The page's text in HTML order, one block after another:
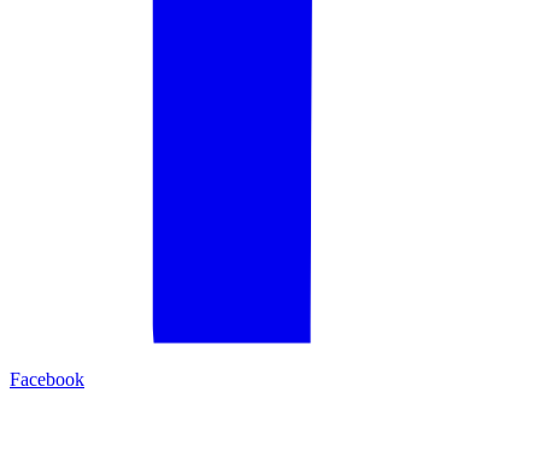
Facebook